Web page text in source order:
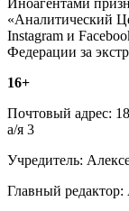
«Аналитический
Instagram и
Федерации за
16+
Почтовый адрес:
а/я 3
Учредитель:
Главный редактор: